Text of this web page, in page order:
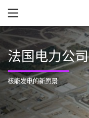
法国电力公司
核能发电的新愿景